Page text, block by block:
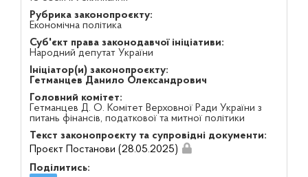
Рубрика законопроєкту:
Економічна політика
Суб'єкт права законодавчої ініціативи:
Народний депутат України
Ініціатор(и) законопроєкту:
Гетманцев Данило Олександрович
Головний комітет:
Гетманцев Д. О. Комітет Верховної Ради України з
питань фінансів, податкової та митної політики
Текст законопроєкту та супровідні документи:
Проєкт Постанови (28.05.2025)
Поділитись: